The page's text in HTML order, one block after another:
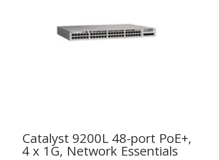
Catalyst 9200L 48-port PoE+,
4 x 1G, Network Essentials